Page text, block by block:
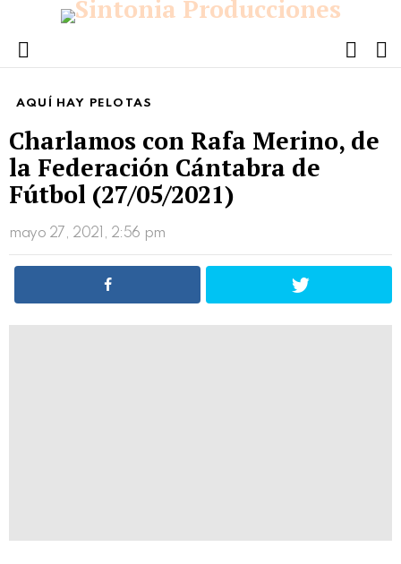
Menu
AQUÍ HAY PELOTAS
Charlamos con Rafa Merino, de
la Federación Cántabra de
Fútbol (27/05/2021)
mayo 27, 2021, 2:56 pm